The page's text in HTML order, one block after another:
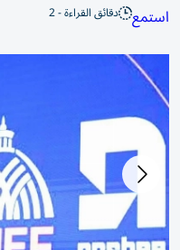
استمع دقائق القراءة - 2